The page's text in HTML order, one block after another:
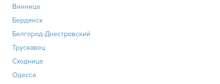
Винница
Бердянск
Белгород-Днестровский
Трускавец
Сходница
Одесса